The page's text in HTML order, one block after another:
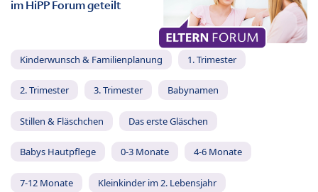
im HiPP Forum geteilt
Kinderwunsch & Familienplanung 1. Trimester
2. Trimester 3. Trimester Babynamen
Stillen & Fläschchen Das erste Gläschen
Babys Hautpflege 0-3 Monate 4-6 Monate
7-12 Monate Kleinkinder im 2. Lebensjahr